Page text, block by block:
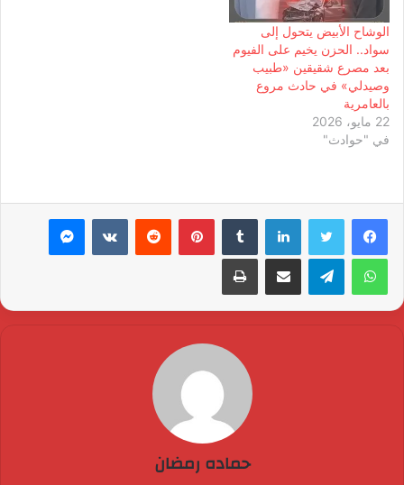
الوشاح الأبيض يتحول إلى
سواد.. الحزن يخيم على الفيوم
بعد مصرع شقيقين «طبيب
وصيدلي» في حادث مروع
بالعامرية
22 مايو، 2026
في "حوادث"
لينكدإن بينتيريست ماسنجر
واتساب تيلقرام مشاركة عبر البريد طباعة
حماده رمضان